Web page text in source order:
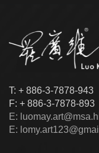
T: + 886-3-7878-943
F: + 886-3-7878-893
E:
E: